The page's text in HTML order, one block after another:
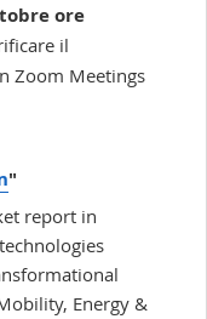
ore
il
Zoom Meetings
"
report in
Energy &